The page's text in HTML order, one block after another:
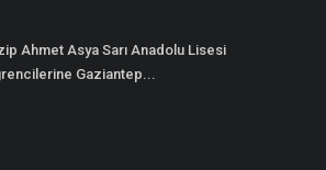
Ahmet Asya Sarı Anadolu Lisesi
Gaziantep...